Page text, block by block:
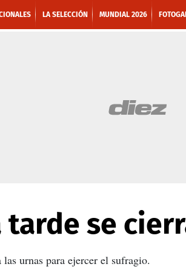
LA SELECCIÓN MUNDIAL 2026
tarde se
urnas para ejercer el sufragio.